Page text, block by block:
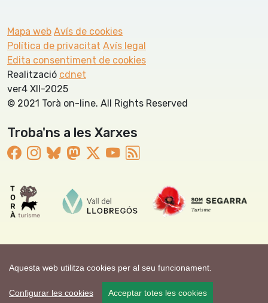
Aquesta web utilitza cookies per al seu funcionament.
Configurar les cookies Acceptar totes les cookies
Mapa web Avís de cookies
Política de privacitat Avís legal
Edita consentiment de cookies
Realització cdnet
ver4 XII-2025
© 2021 Torà on-line. All Rights Reserved
Troba'ns a les Xarxes